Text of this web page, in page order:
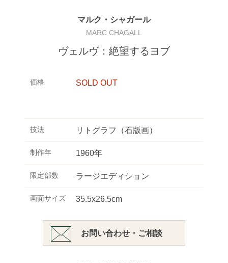
マルク・シャガール
MARC CHAGALL
ヴェルヴ：絶望するヨブ
価格 SOLD OUT
技法 リトグラフ（石版画）
制作年 1960年
限定部数 ラージエディション
画面サイズ 35.5x26.5cm
お問い合わせ・ご相談